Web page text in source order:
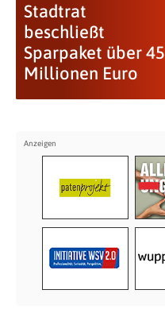
Stadtrat
beschließt
Sparpaket über 45
Millionen Euro